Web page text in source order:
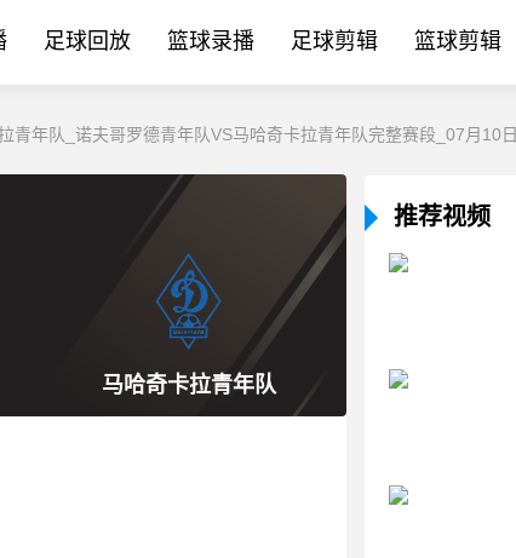
足球回放 篮球录播 足球剪辑 篮球剪辑
青年队_诺夫哥罗德青年队VS马哈奇卡拉青年队完整赛段_07月10日
马哈奇卡拉青年队
推荐视频